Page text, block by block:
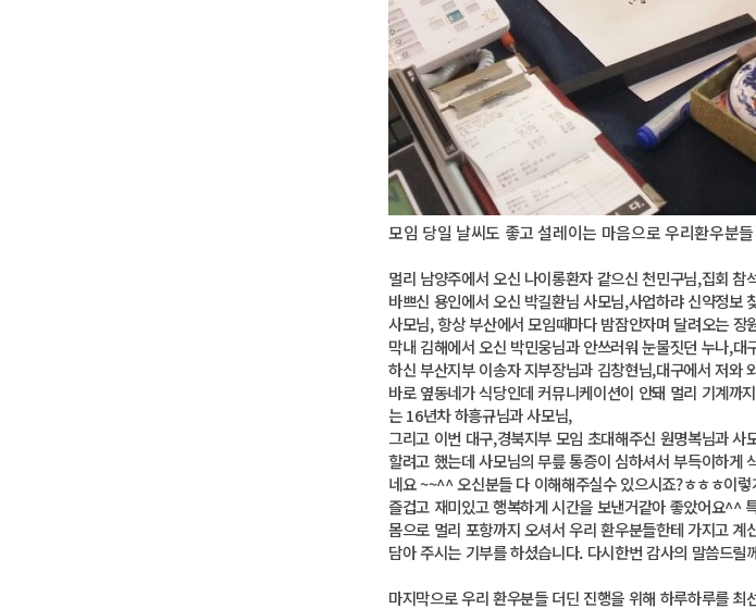
모임 당일 날씨도 좋고 설레이는 마음으로 우리환우분
멀리 남양주에서 오신 나이롱환자 같으신 천민구님,집회 참
바쁘신 용인에서 오신 박길환님 사모님,사업하랴 신약정보
사모님,항상 부산에서모임때마다 밤잠안자며 달려오는 장
막내 김해에서 오신 박민웅님과 안쓰러워눈물짓던 누나,대
하신 부산지부 이송자 지부장님과 김창현님,대구에서 저와
바로 옆동네가 식당인데 커뮤니케이션이 안돼 멀리 기계까
는 16년차 하흥규님과 사모님,
그리고 이번 대구,경북지부 모임 초대해주신 원명복님과 사
할려고 했는데 사모님의 무릎 통증이 심하셔서 부득이하게
네요 ~~^^ 오신분들 다 이해해주실수 있으시죠?ㅎㅎㅎ이
즐겁고 재미있고 행복하게 시간을 보낸거같아 좋았어요^^
몸으로 멀리 포항까지 오셔서 우리 환우분들한테 가지고 계
담아 주시는 기부를 하셨습니다. 다시한번 감사의 말씀드릴
마지막으로 우리 환우분들 더딘 진행을 위해 하루하루를